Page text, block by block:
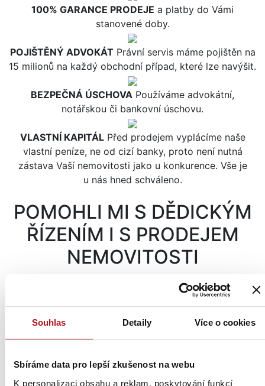
Souhlas Detaily Více o cookies
Sbíráme data pro lepší zkušenost na webu
K personalizaci obsahu a reklam, poskytování funkcí
100% GARANCE PRODEJE a platby do Vámi
stanovené doby.
POJIŠTĚNÝ ADVOKÁTPrávní servis máme pojištěn na
15 milionů na každý obchodní případ, které lze navýšit.
BEZPEČNÁ ÚSCHOVA Používáme advokátní,
notářskou či bankovní úschovu.
VLASTNÍ KAPITÁLPřed prodejem vyplácíme naše
vlastní peníze, ne od cizí banky, proto není nutná
zástava Vaší nemovitosti jako u konkurence. Vše je
u nás hned schváleno.
POMOHLI MI S DĚDICKÝM
ŘÍZENÍM I S PRODEJEM
NEMOVITOSTI
CELÝ PŘÍBĚH
NEJLÉPE
HODNOCENÁ
RK
využil jejich možnost
okamžitého odkupu